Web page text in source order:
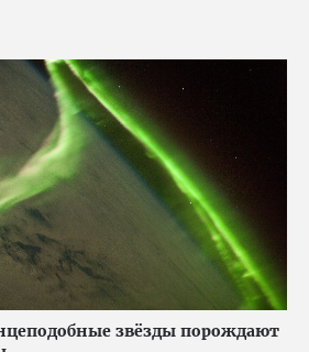
звёзды порождают